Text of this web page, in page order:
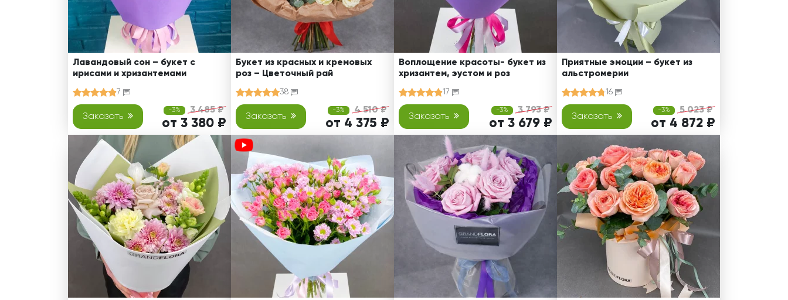
Лавандовый сон – букет с
ирисами и хризантемами
7
Заказать
-3% 3 485 ₽
от 3 380 ₽
Букет из красных и кремовых
роз – Цветочный рай
38
Заказать
-3% 4 510 ₽
от 4 375 ₽
Воплощение красоты- букет из
хризантем, эустом и роз
17
Заказать
-3% 3 793 ₽
от 3 679 ₽
Приятные эмоции – букет из
альстромерии
16
Заказать
-3% 5 023 ₽
от 4 872 ₽